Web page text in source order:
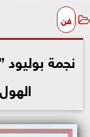
فن
نجمة